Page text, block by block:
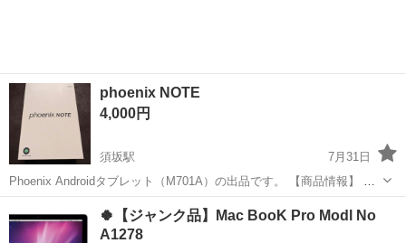
phoenix NOTE
4,000円
須坂駅
7月31日
Phoenix Androidタブレット（M701A）の出品です。 【商品情報】 ・
メーカー：Phoenix ・モデル：M701A ・OS：Android 11 ・Wi-Fiモデ
ル ・動作確認済み ・初期化済み 【状態】...
須坂駅 タブレットPC
🍀【ジャンク品】Mac BooK Pro Modl No
A1278